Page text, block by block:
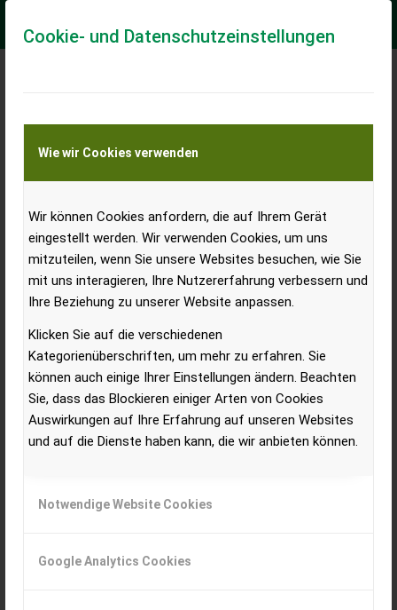
Cookie- und Datenschutzeinstellungen
Wie wir Cookies verwenden
Wir können Cookies anfordern, die auf Ihrem Gerät
eingestellt werden. Wir verwenden Cookies, um uns
mitzuteilen, wenn Sie unsere Websites besuchen, wie Sie
mit uns interagieren, Ihre Nutzererfahrung verbessern und
Ihre Beziehung zu unserer Website anpassen.
Klicken Sie auf die verschiedenen
Kategorienüberschriften, um mehr zu erfahren. Sie
können auch einige Ihrer Einstellungen ändern. Beachten
Sie, dass das Blockieren einiger Arten von Cookies
Auswirkungen auf Ihre Erfahrung auf unseren Websites
und auf die Dienste haben kann, die wir anbieten können.
Notwendige Website Cookies
Google Analytics Cookies
Der Mittelstand lässt sich
nicht beeindrucken
Das Unterreiner-Team und mehr als 6.000 Besucher
Wetterverhältnissen: Die kürzlich abgehaltenen
Unterreiner Forsttage demonstrierten eindrucksvoll
die Entschlossenheit und Leistungsfähigkeit, selbst
inmitten von Schneemassen.